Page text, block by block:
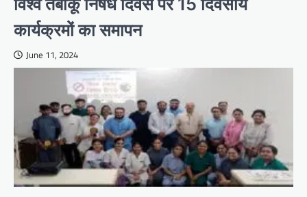
कार्यक्रमों का समापन
June 11, 2024